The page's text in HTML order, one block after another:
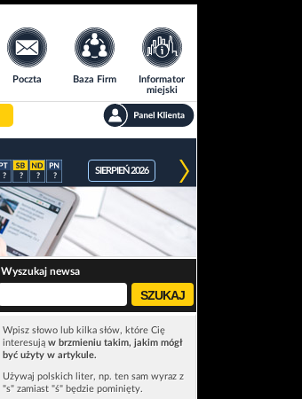
Poczta Baza Firm
Informator
miejski
? ? ? ?
SIERPIEŃ 2026
Wyszukaj newsa
Wpisz słowo lub kilka słów, które Cię
interesują w brzmieniu takim, jakim mógł
być użyty w artykule.
Używaj polskich liter, np. ten sam wyraz z
"s" zamiast "ś" będzie pominięty.